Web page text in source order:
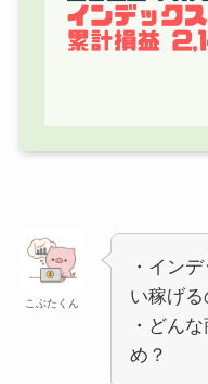
こぶたくん
・イン
い稼げる
・どん
め？